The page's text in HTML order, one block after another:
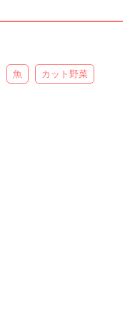
魚 カット野菜